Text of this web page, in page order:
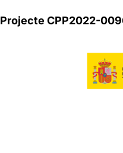
Projecte CPP2022-